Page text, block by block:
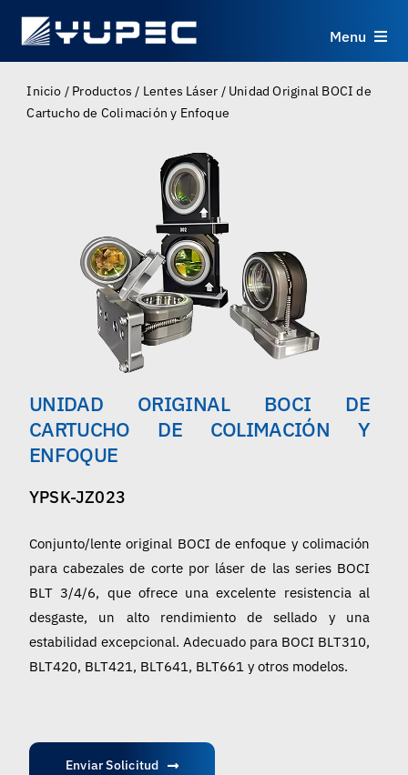
Menu
Productos
Aplicaciones
Recursos
Sobre
Español
Inicio / Productos / Lentes Láser / Unidad Original BOCI de
Cartucho de Colimación y Enfoque
UNIDAD ORIGINAL BOCI DE
CARTUCHO DE COLIMACIÓN Y
ENFOQUE
YPSK-JZ023
Conjunto/lente original BOCI de enfoque y colimación
para cabezales de corte por láser de las series BOCI
BLT 3/4/6, que ofrece una excelente resistencia al
desgaste, un alto rendimiento de sellado y una
estabilidad excepcional. Adecuado para BOCI BLT310,
BLT420, BLT421, BLT641, BLT661 y otros modelos.
Enviar Solicitud